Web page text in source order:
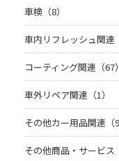
車検（8）
車内リフレッシュ関連
コーティング関連（67）
車外リペア関連（1）
その他カー用品関連（9
その他商品・サービス